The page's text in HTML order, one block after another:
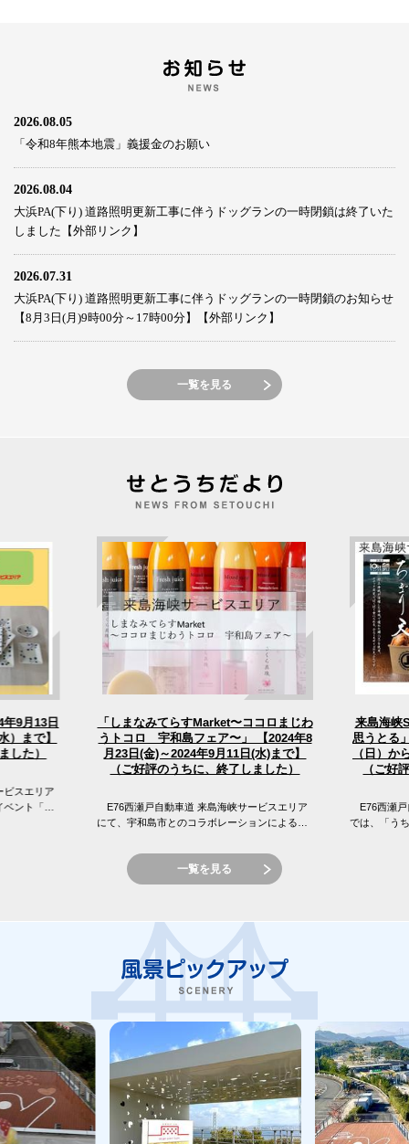
2026.08.05
「令和8年熊本地震」義援金のお願い
2026.08.04
大浜PA(下り) 道路照明更新工事に伴うドッグランの一時閉鎖は終了いた
しました【外部リンク】
2026.07.31
大浜PA(下り) 道路照明更新工事に伴うドッグランの一時閉鎖のお知らせ
【8月3日(月)9時00分～17時00分】【外部リンク】
一覧を見る
9月13日
）まで】
した）
スエリア
ント「え
「しまなみてらすMarket〜ココロまじわ
うトコロ 宇和島フェア〜」 【2024年8
月23日(金)～2024年9月11日(水)まで】
（ご好評のうちに、終了しました）
E76西瀬戸自動車道 来島海峡サービスエリア
にて、宇和島市とのコラボレーションによる
ロ 宇和島フェア〜」を開催...
来島海峡
思うとる
（日）か
（ご好
E76西瀬戸
では、「う
一覧を見る